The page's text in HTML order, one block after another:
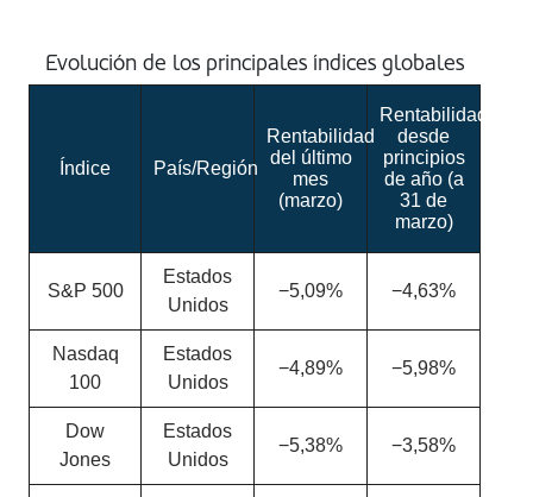
Evolución de los principales índices globales
Índice País/Región
Rentabilidad
del último
mes
(marzo)
Rentabilidad
desde
principios
de año (a
31 de
marzo)
S&P 500
Estados
Unidos
−5,09% −4,63%
Nasdaq
100
Estados
Unidos
−4,89% −5,98%
Dow
Jones
Estados
Unidos
−5,38% −3,58%